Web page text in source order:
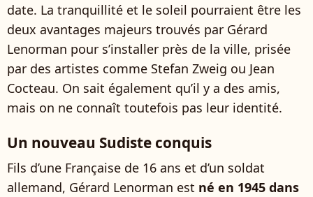
date. La tranquillité et le soleil pourraient être les
deux avantages majeurs trouvés par Gérard
Lenorman pour s’installer près de la ville, prisée
par des artistes comme Stefan Zweig ou Jean
Cocteau. On sait également qu’il y a des amis,
mais on ne connaît toutefois pas leur identité.
Un nouveau Sudiste conquis
Fils d’une Française de 16 ans et d’un soldat
allemand, Gérard Lenorman est né en 1945 dans